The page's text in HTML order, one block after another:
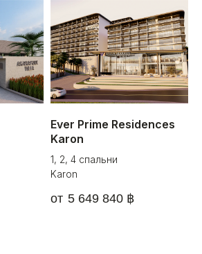
Ever Prime Residences
Karon
1, 2, 4 спальни
Karon
5 649 840 ฿